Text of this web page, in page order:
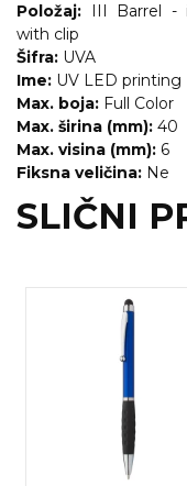
Položaj:
III Barrel -
with clip
Šifra: UVA
Ime: UV LED printing
Max. boja: Full Color
Max. širina (mm): 40
Max. visina (mm): 6
Fiksna veličina: Ne
SLIČNI